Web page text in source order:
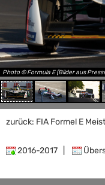
Photo © Formula E (Bilder aus
zurück: FIA Formel E
2016-2017